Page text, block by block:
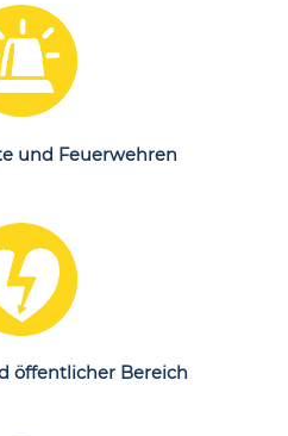
mehr
und Feuerwehren
mehr
öffentlicher Bereich